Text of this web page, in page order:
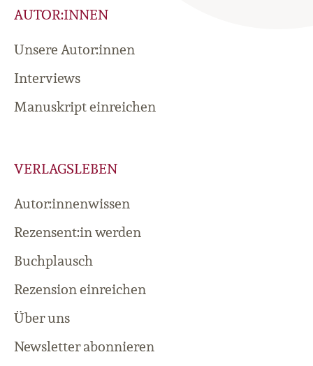
AUTOR:INNEN
Unsere Autor:innen
Interviews
Manuskript einreichen
VERLAGSLEBEN
Autor:innenwissen
Rezensent:in werden
Buchplausch
Rezension einreichen
Über uns
Newsletter abonnieren